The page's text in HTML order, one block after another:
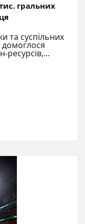
гральних
та суспільних
домоглося
ресурсів,...